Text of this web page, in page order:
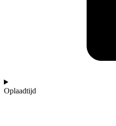
Oplaadtijd